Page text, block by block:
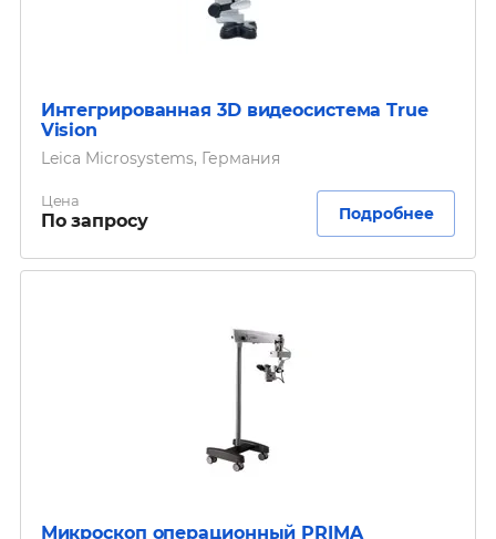
Интегрированная 3D видеосистема True
Vision
Leica Microsystems, Германия
Цена
По запросу Подробнее
Микроскоп операционный PRIMA